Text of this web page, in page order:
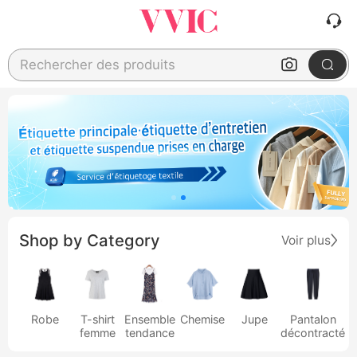
Rechercher des produits
Shop by Category Voir plus
Robe
T-shirt
femme
Ensemble
tendance
Chemise Jupe
Pantalon
décontracté